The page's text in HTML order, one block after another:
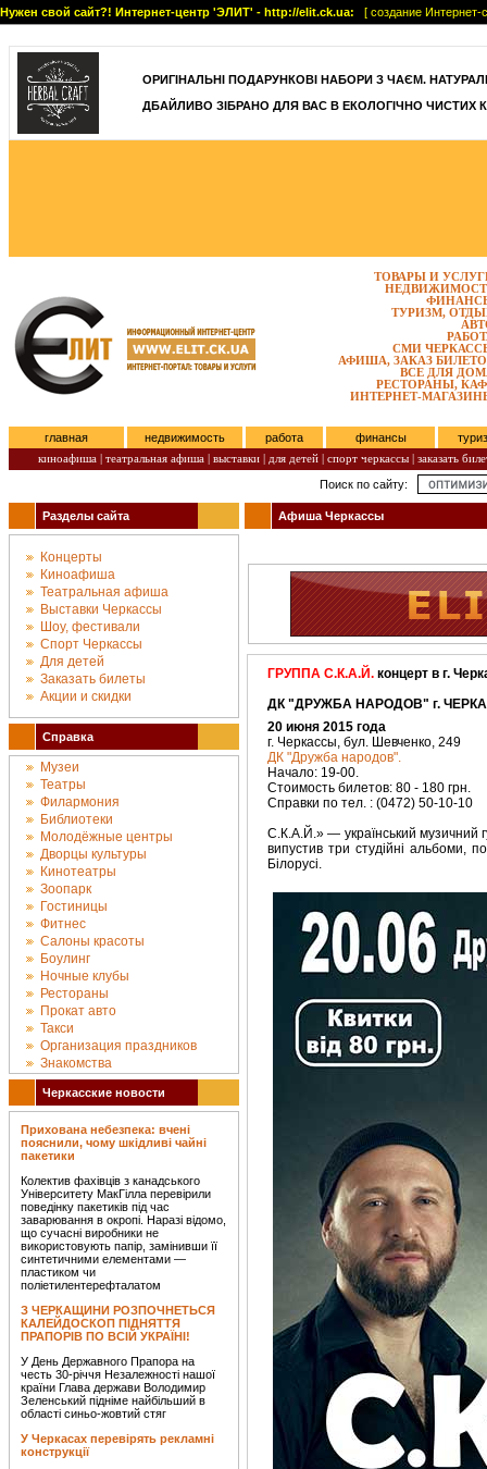
Нужен свой сайт?! Интернет-центр 'ЭЛИТ' - http://elit.ck.ua: [ создание Интернет-
]
ОРИГІНАЛЬНІ ПОДАРУНКОВІ НАБОРИ З ЧАЄМ.
ДБАЙЛИВО ЗІБРАНО ДЛЯ ВАС В ЕКОЛОГІЧНО ЧИСТИХ
ТОВАРЫ И
ТУРИЗМ,
СМИ
АФИША, ЗАКАЗ
ВСЕ ДЛЯ
РЕСТОРАНЫ,
ИНТЕРНЕТ-
главная недвижимость работа финансы
киноафиша | театральная афиша | выставки | для детей | спорт черкассы | заказать
Поиск по сайту:
Разделы сайта
Концерты
Киноафиша
Театральная афиша
Выставки Черкассы
Шоу, фестивали
Спорт Черкассы
Для детей
Заказать билеты
Акции и скидки
Справка
Музеи
Театры
Филармония
Библиотеки
Молодёжные центры
Дворцы культуры
Кинотеатры
Зоопарк
Гостиницы
Фитнес
Салоны красоты
Боулинг
Ночные клубы
Рестораны
Прокат авто
Такси
Организация праздников
Знакомства
Черкасские новости
Прихована небезпека: вчені
пояснили, чому шкідливі чайні
пакетики
Колектив фахівців з канадського
Університету МакГілла перевірили
поведінку пакетиків під час
заварювання в окропі. Наразі відомо,
що сучасні виробники не
використовують папір, замінивши її
синтетичними елементами —
пластиком чи
поліетилентерефталатом
З ЧЕРКАЩИНИ РОЗПОЧНЕТЬСЯ
КАЛЕЙДОСКОП ПІДНЯТТЯ
ПРАПОРІВ ПО ВСІЙ УКРАЇНІ!
У День Державного Прапора на
честь 30-річчя Незалежності нашої
країни Глава держави Володимир
Зеленський підніме найбільший в
області синьо-жовтий стяг
У Черкасах перевірять рекламні
конструкції
Афиша Черкассы
ГРУППА С.К.А.Й. концерт в г.
ДК "ДРУЖБА НАРОДОВ" г.
20 июня 2015 года
г. Черкассы, бул. Шевченко, 249
ДК "Дружба народов".
Начало: 19-00.
Стоимость билетов: 80 - 180 грн.
Справки по тел. : (0472) 50-10-10
С.К.А.Й.» — український музичний
випустив три студійні альбоми,
Білорусі.